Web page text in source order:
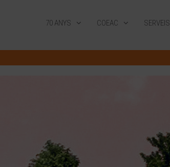
70 ANYS COEAC SERVEIS